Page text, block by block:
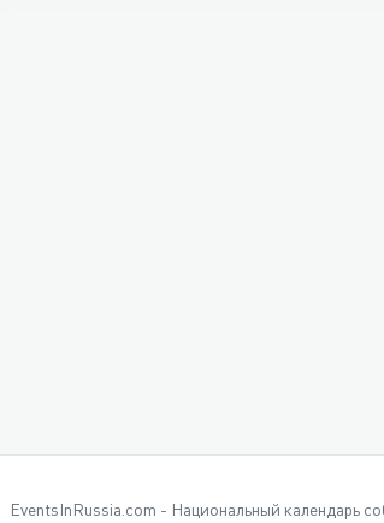
EventsInRussia.com - Национальный календарь